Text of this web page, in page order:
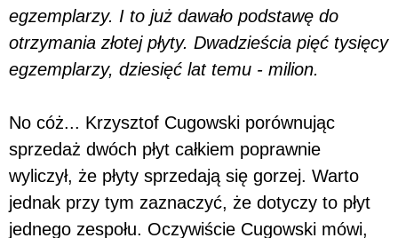
egzemplarzy. I to już dawało podstawę do
otrzymania złotej płyty. Dwadzieścia pięć tysięcy
egzemplarzy, dziesięć lat temu - milion.
No cóż... Krzysztof Cugowski porównując
sprzedaż dwóch płyt całkiem poprawnie
wyliczył, że płyty sprzedają się gorzej. Warto
jednak przy tym zaznaczyć, że dotyczy to płyt
jednego zespołu. Oczywiście Cugowski mówi,